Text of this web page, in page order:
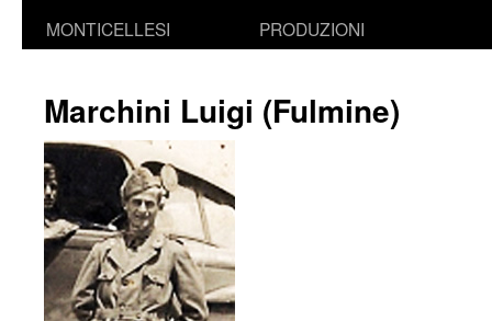
MONTICELLESI
PRODUZIONI
Marchini Luigi (Fulmine)